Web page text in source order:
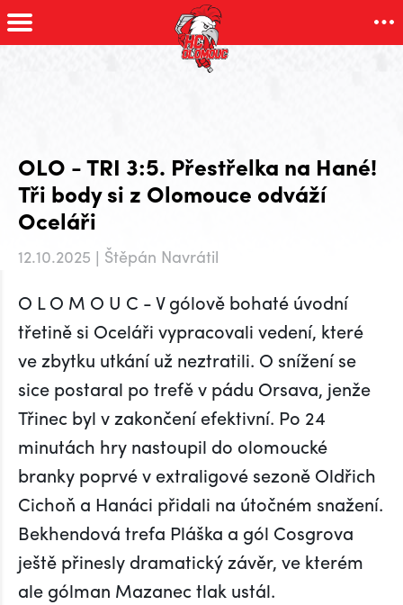
OLO - TRI 3:5. Přestřelka na Hané!
Tři body si z Olomouce odváží
Oceláři
12.10.2025 | Štěpán Navrátil
O L O M O U C - V gólově bohaté úvodní
třetině si Oceláři vypracovali vedení, které
ve zbytku utkání už neztratili. O snížení se
sice postaral po trefě v pádu Orsava, jenže
Třinec byl v zakončení efektivní. Po 24
minutách hry nastoupil do olomoucké
branky poprvé v extraligové sezoně Oldřich
Cichoň a Hanáci přidali na útočném snažení.
Bekhendová trefa Pláška a gól Cosgrova
ještě přinesly dramatický závěr, ve kterém
ale gólman Mazanec tlak ustál.